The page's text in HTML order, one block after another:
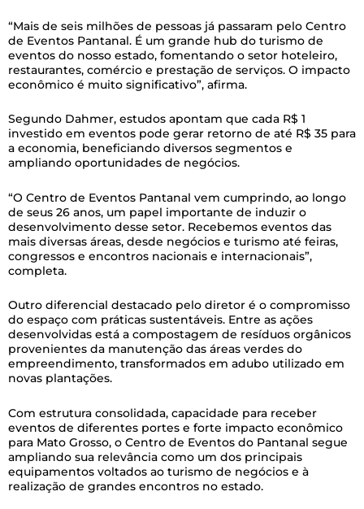
“Mais de seis milhões de pessoas já passaram pelo Centro
de Eventos Pantanal. É um grande hub do turismo de
eventos do nosso estado, fomentando o setor hoteleiro,
restaurantes, comércio e prestação de serviços. O impacto
econômico é muito significativo”, afirma.
Segundo Dahmer, estudos apontam que cada R$ 1
investido em eventos pode gerar retorno de até R$ 35 para
a economia, beneficiando diversos segmentos e
ampliando oportunidades de negócios.
“O Centro de Eventos Pantanal vem cumprindo, ao longo
de seus 26 anos, um papel importante de induzir o
desenvolvimento desse setor. Recebemos eventos das
mais diversas áreas, desde negócios e turismo até feiras,
congressos e encontros nacionais e internacionais”,
completa.
Outro diferencial destacado pelo diretor é o compromisso
do espaço com práticas sustentáveis. Entre as ações
desenvolvidas está a compostagem de resíduos orgânicos
provenientes da manutenção das áreas verdes do
empreendimento, transformados em adubo utilizado em
novas plantações.
Com estrutura consolidada, capacidade para receber
eventos de diferentes portes e forte impacto econômico
para Mato Grosso, o Centro de Eventos do Pantanal segue
ampliando sua relevância como um dos principais
equipamentos voltados ao turismo de negócios e à
realização de grandes encontros no estado.